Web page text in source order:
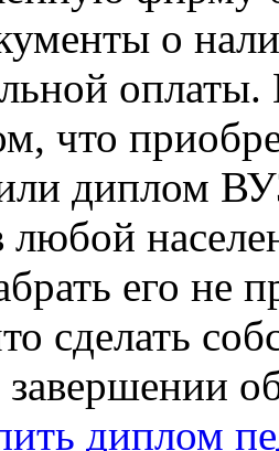
о
что
диплом
его не
сделать
диплом